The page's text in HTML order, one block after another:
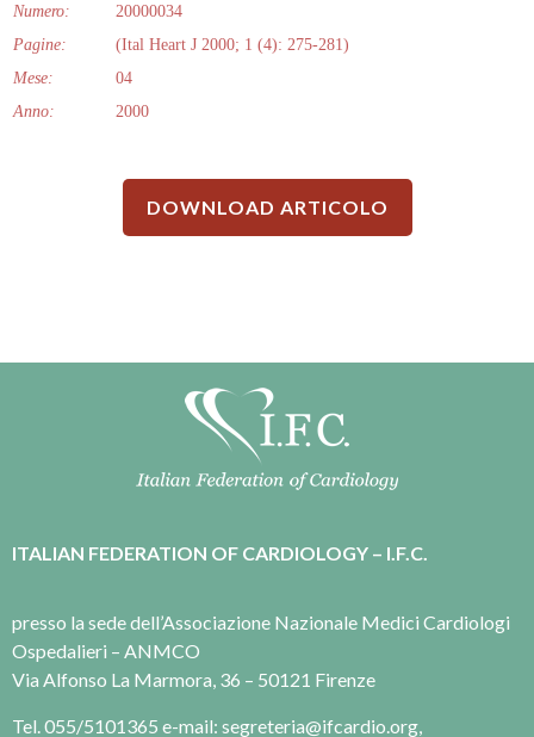
Numero:
20000034
Pagine:
(Ital Heart J 2000; 1 (4): 275-281)
Mese:
04
Anno:
2000
DOWNLOAD ARTICOLO
ITALIAN FEDERATION OF CARDIOLOGY – I.F.C.
presso la sede dell’Associazione Nazionale Medici Cardiologi
Ospedalieri – ANMCO
Via Alfonso La Marmora, 36 – 50121 Firenze
Tel. 055/5101365 e-mail: segreteria@ifcardio.org,